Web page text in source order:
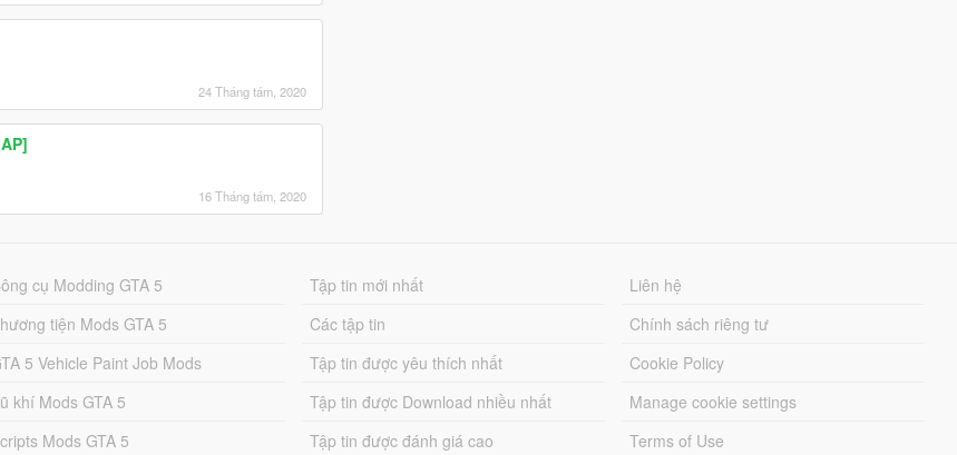
24 Tháng tám, 2020
16 Tháng tám, 2020
cụ Modding GTA 5
tiện Mods GTA 5
5 Vehicle Paint Job Mods
khí Mods GTA 5
Mods GTA 5
Tập tin mới nhất
Các tập tin
Tập tin được yêu thích nhất
Tập tin được Download nhiều nhất
Tập tin được đánh giá cao
Liên hệ
Chính sách riêng tư
Cookie Policy
Manage cookie settings
Terms of Use